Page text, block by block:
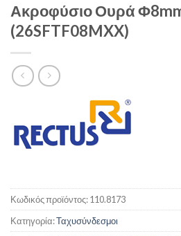
Ακροφύσιο Ουρά
(26SFTF08MXX)
Κωδικός προϊόντος:110.8173
Κατηγορία:Ταχυσύνδεσμοι